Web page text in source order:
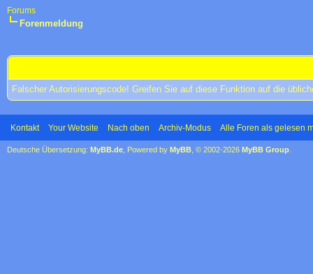
Forums
Forenmeldung
Falscher Autorisierungscode! Greifen Sie auf diese Funktion auf die
Kontakt Your Website Nach oben Archiv-Modus Alle Foren als gelesen
Deutsche Übersetzung: MyBB.de , Powered by MyBB , © 2002-2026 MyBB Group